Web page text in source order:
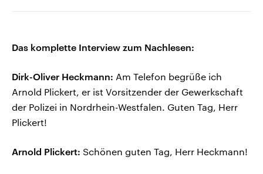
Das komplette Interview zum Nachlesen:
Dirk-Oliver Heckmann: Am Telefon begrüße ich
Arnold Plickert, er ist Vorsitzender der Gewerkschaft
der Polizei in Nordrhein-Westfalen. Guten Tag, Herr
Plickert!
Arnold Plickert: Schönen guten Tag, Herr Heckmann!